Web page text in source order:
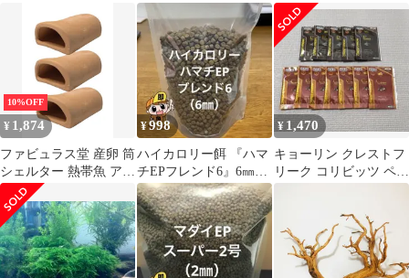
魚・エビの餌に！
ウッド インドネシア産
枝流木 アクアリウム テ
ラリウム 水草水槽レイ
アウト 生け花 スケープ
ウッドの材料 プレコの
エサなどに
10%OFF
¥ 1,874
ファビュラス堂 産卵 筒
シェルター 熱帯魚 アク
アリウム 隠れ家 土管
洞窟 水槽 装飾 飾り カ
マボコ 魚 稚魚 プレコ
ザリガニ エビ 3個 セッ
ト [3個セット]
¥998
ハイカロリー餌 『ハマ
チEPフレンド6』6㎜
400g 沈下性 高タンパク
高脂肪
¥ 1,470
キョーリン クレストフ
リーク コリビッツ ペコ
ルテ コリドラス プレコ